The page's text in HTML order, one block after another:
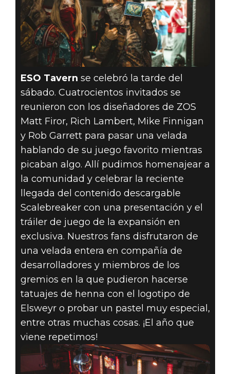
ESO Tavern se celebró la tarde del
sábado. Cuatrocientos invitados se
reunieron con los diseñadores de ZOS
Matt Firor, Rich Lambert, Mike Finnigan
y Rob Garrett para pasar una velada
hablando de su juego favorito mientras
picaban algo. Allí pudimos homenajear a
la comunidad y celebrar la reciente
llegada del contenido descargable
Scalebreaker con una presentación y el
tráiler de juego de la expansión en
exclusiva. Nuestros fans disfrutaron de
una velada entera en compañía de
desarrolladores y miembros de los
gremios en la que pudieron hacerse
tatuajes de henna con el logotipo de
Elsweyr o probar un pastel muy especial,
entre otras muchas cosas. ¡El año que
viene repetimos!